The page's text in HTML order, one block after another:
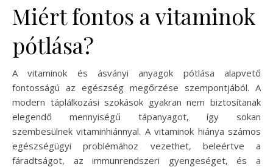
Miért fontos a vitaminok
pótlása?
A vitaminok és ásványi anyagok pótlása alapvető
fontosságú az egészség megőrzése szempontjából. A
modern táplálkozási szokások gyakran nem biztosítanak
elegendő mennyiségű tápanyagot, így sokan
szembesülnek vitaminhiánnyal. A vitaminok hiánya számos
egészségügyi problémához vezethet, beleértve a
fáradtságot, az immunrendszeri gyengeséget, és a